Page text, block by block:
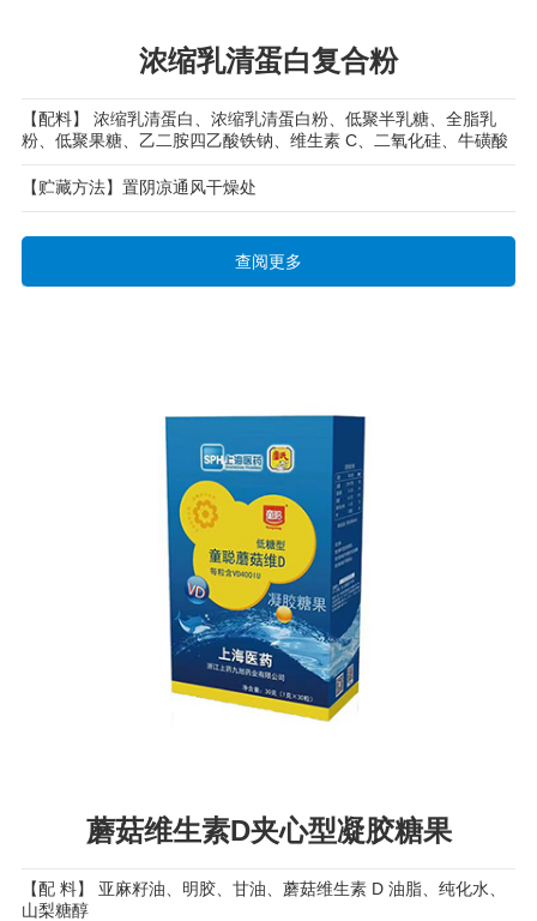
浓缩乳清蛋白复合粉
【配料】 浓缩乳清蛋白、浓缩乳清蛋白粉、低聚半乳糖、全脂乳
粉、低聚果糖、乙二胺四乙酸铁钠、维生素 C、二氧化硅、牛磺酸
【贮藏方法】置阴凉通风干燥处
查阅更多
蘑菇维生素D夹心型凝胶糖果
【配 料】 亚麻籽油、明胶、甘油、蘑菇维生素 D 油脂、纯化水、
山梨糖醇